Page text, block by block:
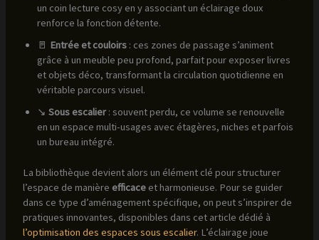
un coin lecture cosy en y associant un éclairage doux
renforce la fonction détente.
🚪 Entrée et couloirs: ces zones de passage s’animent
grâce à un meuble peu profond, parfait pour exposer livres
et objets déco, transformant la circulation quotidienne en
véritable parcours visuel.
↘️ Sous escalier: souvent perdu, ce volume se renouvelle
en un espace multi-usages avec étagères, niches et parfois
un bureau intégré.
La bibliothèque devient alors un élément clé pour structurer
l’espace de manière efficaceet harmonieuse. Pour se guider
dans ce type d’aménagement spécifique, on peut s’inspirer de
pratiques innovantes, disponibles dans cet article dédié à
l’optimisation des espaces sous escalier. L’éclairage joue